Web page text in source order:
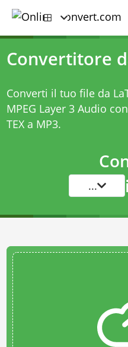
Convertitore
Converti il tuo file da
MPEG Layer 3 Audio
TEX a MP3.
...